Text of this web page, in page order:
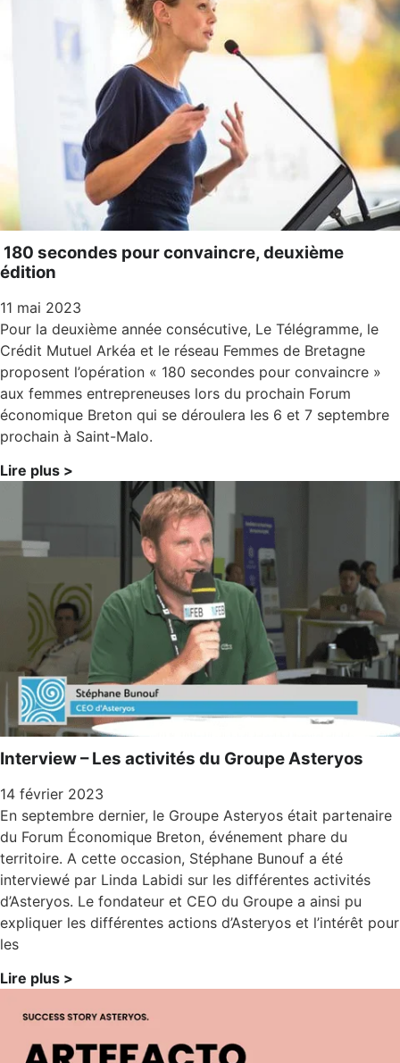
180 secondes pour convaincre, deuxième
édition
11 mai 2023
Pour la deuxième année consécutive, Le Télégramme, le
Crédit Mutuel Arkéa et le réseau Femmes de Bretagne
proposent l’opération « 180 secondes pour convaincre »
aux femmes entrepreneuses lors du prochain Forum
économique Breton qui se déroulera les 6 et 7 septembre
prochain à Saint-Malo.
Lire plus >
Interview – Les activités du Groupe Asteryos
14 février 2023
En septembre dernier, le Groupe Asteryos était partenaire
du Forum Économique Breton, événement phare du
territoire. A cette occasion, Stéphane Bunouf a été
interviewé par Linda Labidi sur les différentes activités
d’Asteryos. Le fondateur et CEO du Groupe a ainsi pu
expliquer les différentes actions d’Asteryos et l’intérêt pour
les
Lire plus >